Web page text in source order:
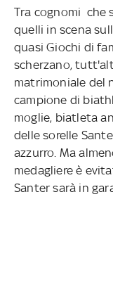
Tra cognomi che
quelli in scena
quasi Giochi di
scherzano,
matrimoniale del
campione di
moglie, biatleta
delle sorelle
azzurro. Ma
medagliere è
Santer sarà in